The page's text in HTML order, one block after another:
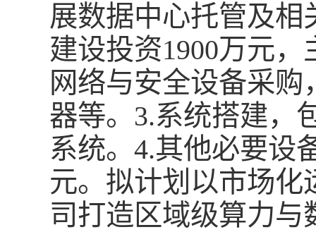
展数据中心托管及
建设投资1900万元
网络与安全设备采
器等。3.系统搭建，
系统。4.其他必要设
元。拟计划以市场
司打造区域级算力